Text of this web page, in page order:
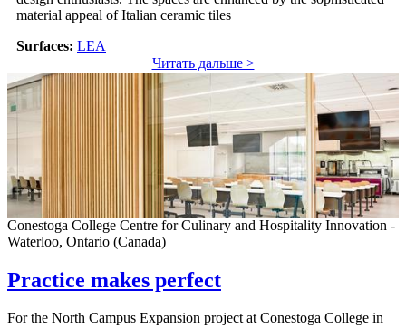
material appeal of Italian ceramic tiles
Surfaces: LEA
Читать дальше >
Conestoga College Centre for Culinary and Hospitality Innovation -
Waterloo, Ontario (Canada)
Practice makes perfect
For the North Campus Expansion project at Conestoga College in